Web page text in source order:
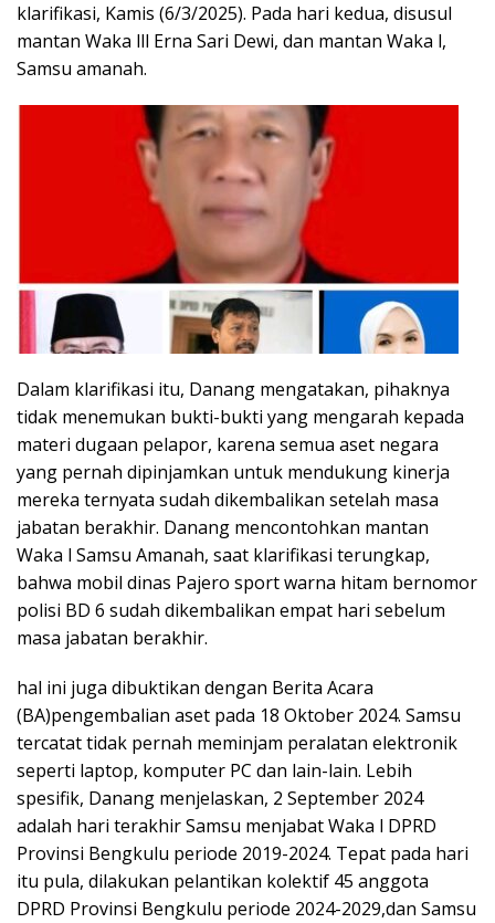
klarifikasi, Kamis (6/3/2025). Pada hari kedua, disusul
mantan Waka lll Erna Sari Dewi, dan mantan Waka l,
Samsu amanah.
Dalam klarifikasi itu, Danang mengatakan, pihaknya
tidak menemukan bukti-bukti yang mengarah kepada
materi dugaan pelapor, karena semua aset negara
yang pernah dipinjamkan untuk mendukung kinerja
mereka ternyata sudah dikembalikan setelah masa
jabatan berakhir. Danang mencontohkan mantan
Waka l Samsu Amanah, saat klarifikasi terungkap,
bahwa mobil dinas Pajero sport warna hitam bernomor
polisi BD 6 sudah dikembalikan empat hari sebelum
masa jabatan berakhir.
hal ini juga dibuktikan dengan Berita Acara
(BA)pengembalian aset pada 18 Oktober 2024. Samsu
tercatat tidak pernah meminjam peralatan elektronik
seperti laptop, komputer PC dan lain-lain. Lebih
spesifik, Danang menjelaskan, 2 September 2024
adalah hari terakhir Samsu menjabat Waka l DPRD
Provinsi Bengkulu periode 2019-2024. Tepat pada hari
itu pula, dilakukan pelantikan kolektif 45 anggota
DPRD Provinsi Bengkulu periode 2024-2029,dan Samsu